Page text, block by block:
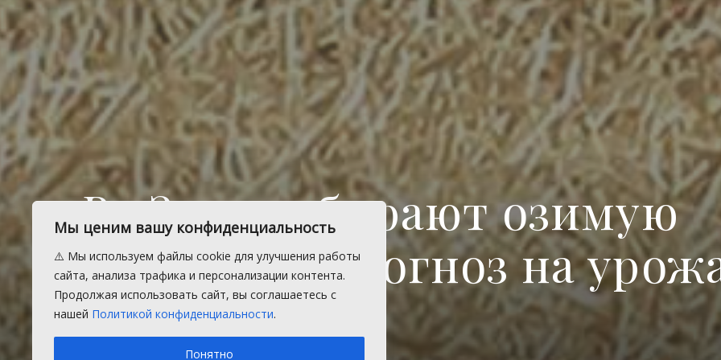
Мы ценим вашу конфиденциальность
⚠️ Мы используем файлы cookie для улучшения работы
сайта, анализа трафика и персонализации контента.
Продолжая использовать сайт, вы соглашаетесь с
нашей Политикой конфиденциальности.
Понятно
В «Заре» убирают озимую
пшеницу. Прогноз на
отличный.